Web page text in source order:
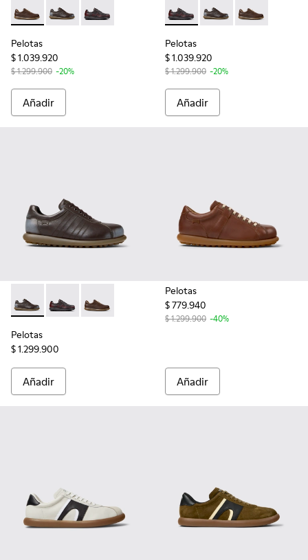
Pelotas - 16002-318 - Zapatos marrones de piel para
Pelotas - 16002-349 - Zapatos de piel marrones para
Pelotas - 16002-337 - Zapatos multicolores
Pelotas
$ 1.039.920
$ 1.299.900 -20%
Añadir
Pelotas - 16002-337 -
Pelotas - 16002-349
Pelotas -
Pelotas
$ 1.039.920
$ 1.299.900 -20%
Añadir
Pelotas - 16002-349 - Zapatos de piel marrones para
Pelotas - 16002-337 - Zapatos multicolores de piel
Pelotas - 16002-318 - Zapatos marrones de
Pelotas
$ 1.299.900
Añadir
Pelotas
$ 779.940
$ 1.299.900 -40%
Añadir